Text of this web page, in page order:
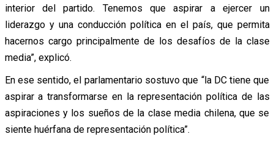
interior del partido. Tenemos que aspirar a ejercer un
liderazgo y una conducción política en el país, que permita
hacernos cargo principalmente de los desafíos de la clase
media”, explicó.
En ese sentido, el parlamentario sostuvo que “la DC tiene que
aspirar a transformarse en la representación política de las
aspiraciones y los sueños de la clase media chilena, que se
siente huérfana de representación política”.